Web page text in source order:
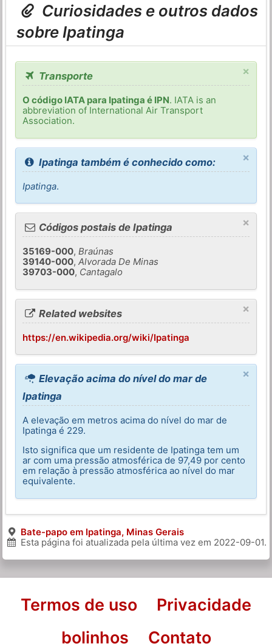
Curiosidades e outros dados
sobre Ipatinga
×
Transporte
O código IATA para Ipatinga é IPN. IATA is an
abbreviation of International Air Transport
Association.
×
Ipatinga também é conhecido como:
Ipatinga.
×
Códigos postais de Ipatinga
35169-000,Braúnas
39140-000,Alvorada De Minas
39703-000, Cantagalo
×
Related websites
https://en.wikipedia.org/wiki/Ipatinga
×
Elevação acima do nível do mar de
Ipatinga
A elevação em metros acima do nível do mar de
Ipatinga é 229.
Isto significa que um residente de Ipatinga tem um
ar com uma pressão atmosférica de 97,49 por cento
em relação à pressão atmosférica ao nível do mar
equivalente.
Bate-papo em Ipatinga, Minas Gerais
Esta página foi atualizada pela última vez em 2022-09-01.
Termos de uso
Privacidade
bolinhos
Contato